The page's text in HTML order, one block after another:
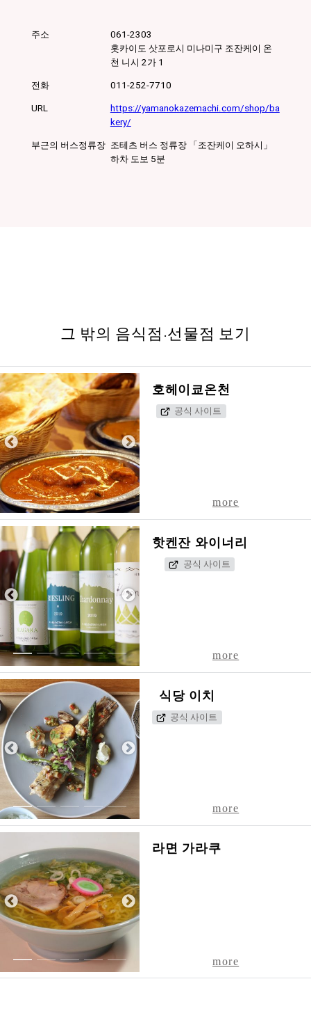
주소
061-2303
홋카이도 삿포로시 미나미구 조잔케이 온
천 니시 2가 1
전화
011-252-7710
URL
부근의 버스정류장 조테츠 버스 정류장 「조잔케이 오하시」
하차 도보 5분
그 밖의 음식점·선물점 보기
1 2 3 4 5
호헤이쿄온천
공식 사이트
more
1 2 3 4 5
핫켄잔 와이너리
공식 사이트
more
1 2 3 4 5
식당 이치
공식 사이트
more
1 2 3 4 5
라면 가라쿠
more